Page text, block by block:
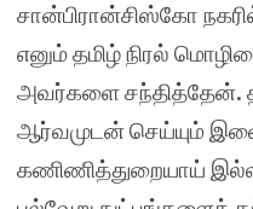
சான்பிரான்சிஸ்கோ
எனும் தமிழ் நிரல்
அவர்களை சந்தித்தேன்.
ஆர்வமுடன் செய்யும்
கணிணித்துறையாய்